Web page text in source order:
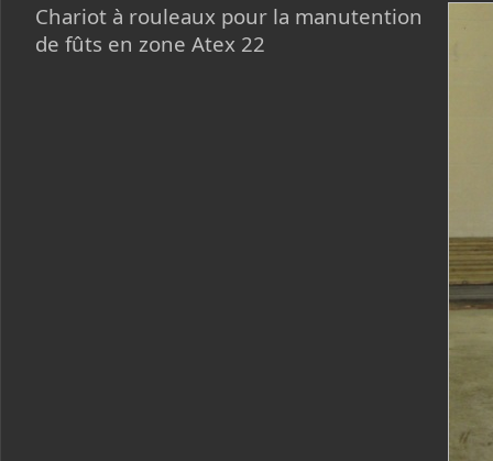
Chariot à rouleaux pour la manutention
de fûts en zone Atex 22